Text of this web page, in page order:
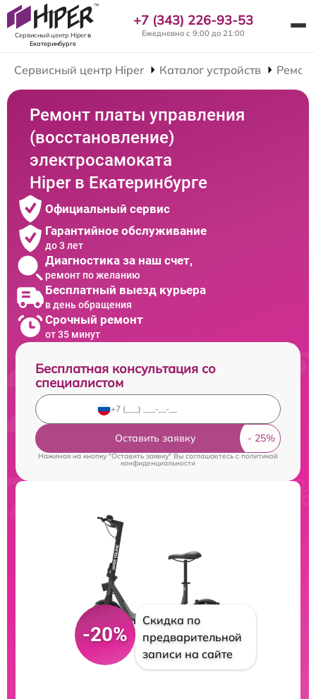
Сервисный центр Hiperв
Екатеринбурге
+7 (343) 226-93-53
Ежедневно с 9:00 до 21:00
Сервисный центр Hiper Каталог устройств
Ремонт платы управления
(восстановление)
электросамоката
Hiper в Екатеринбурге
Официальный сервис
Гарантийное обслуживание
до 3 лет
Диагностика за наш счет,
ремонт по желанию
Бесплатный выезд курьера
в день обращения
Срочный ремонт
от 35 минут
Бесплатная консультация со
специалистом
Оставить заявку
Нажимая на кнопку "Оставить заявку" Вы соглашаетесь cполитикой
конфиденциальности
-20%
Скидка по
предварительной
записи на сайте